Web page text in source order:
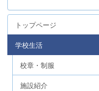
トップページ
学校生活
校章・制服
施設紹介